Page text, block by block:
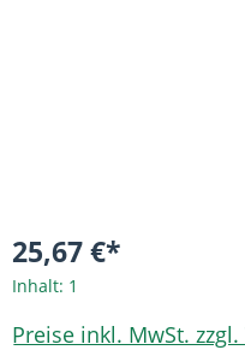
25,67 €*
Inhalt: 1
Preise inkl. MwSt.